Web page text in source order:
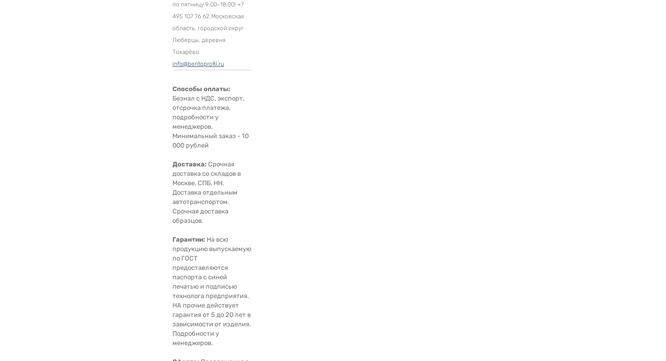
по пятницу 9:00-18:00! +7
495 107 76 62 Московская
область, городской округ
Люберцы, деревня
Токарёво
info@bentoprofil.ru
Способы оплаты:
Безнал с НДС, экспорт,
отсрочка платежа,
подробности у
менеджеров.
Минимальный заказ - 10
000 рублей
Доставка: Срочная
доставка со складов в
Москве, СПБ, НН.
Доставка отдельным
автотранспортом.
Срочная доставка
образцов.
Гарантии: На всю
продукцию выпускаемую
по ГОСТ
предоставляются
паспорта с синей
печатью и подписью
технолога предприятия.
НА прочие действует
гарантия от 5 до 20 лет в
зависимости от изделия.
Подробности у
менеджеров.